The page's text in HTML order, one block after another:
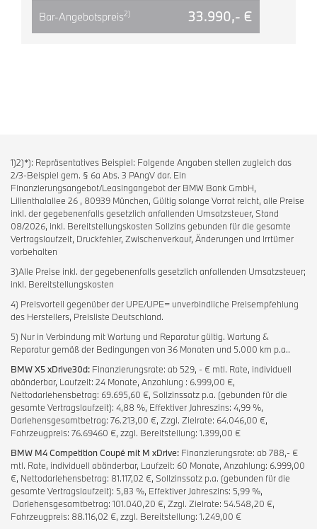
Bar-Angebotspreis2) 33.990,- €
1)2)*): Repräsentatives Beispiel: Folgende Angaben stellen zugleich das
2/3-Beispiel gem. § 6a Abs. 3 PAngV dar. Ein
Finanzierungsangebot/Leasingangebot der BMW Bank GmbH,
Lilienthalallee 26 , 80939 München, Gültig solange Vorrat reicht, alle Preise
inkl. der gegebenenfalls gesetzlich anfallenden Umsatzsteuer, Stand
08/2026, inkl. Bereitstellungskosten Sollzins gebunden für die gesamte
Vertragslaufzeit, Druckfehler, Zwischenverkauf, Änderungen und Irrtümer
vorbehalten
3)Alle Preise inkl. der gegebenenfalls gesetzlich anfallenden Umsatzsteuer;
inkl. Bereitstellungskosten
4) Preisvorteil gegenüber der UPE/UPE= unverbindliche Preisempfehlung
des Herstellers, Preisliste Deutschland.
5) Nur in Verbindung mit Wartung und Reparatur gültig. Wartung &
Reparatur gemäß der Bedingungen von 36 Monaten und 5.000 km p.a..
BMW X5 xDrive30d: Finanzierungsrate: ab 529, - € mtl. Rate, individuell
abänderbar, Laufzeit: 24 Monate, Anzahlung : 6.999,00 €,
Nettodarlehensbetrag: 69.695,60 €, Sollzinssatz p.a. (gebunden für die
gesamte Vertragslaufzeit): 4,88 %, Effektiver Jahreszins: 4,99 %,
Darlehensgesamtbetrag: 76.213,00 €, Zzgl. Zielrate: 64.046,00 €,
Fahrzeugpreis: 76.69460 €, zzgl. Bereitstellung: 1.399,00 €
BMW M4 Competition Coupé mit M xDrive: Finanzierungsrate: ab 788,- €
mtl. Rate, individuell abänderbar, Laufzeit: 60 Monate, Anzahlung: 6.999,00
€, Nettodarlehensbetrag: 81.117,02 €, Sollzinssatz p.a. (gebunden für die
gesamte Vertragslaufzeit): 5,83 %, Effektiver Jahreszins: 5,99 %,
Darlehensgesamtbetrag: 101.040,20 €, Zzgl. Zielrate: 54.548,20 €,
Fahrzeugpreis: 88.116,02 €, zzgl. Bereitstellung: 1.249,00 €